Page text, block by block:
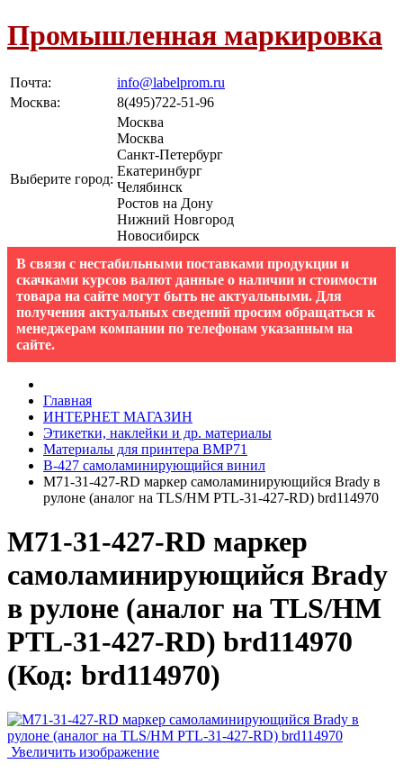
Промышленная маркировка
Почта:
info@labelprom.ru
Москва: 8(495)722-51-96
Выберите город:
Москва
Москва
Санкт-Петербург
Екатеринбург
Челябинск
Ростов на Дону
Нижний Новгород
Новосибирск
В связи с нестабильными поставками продукции и
скачками курсов валют данные о наличии и стоимости
товара на сайте могут быть не актуальными. Для
получения актуальных сведений просим обращаться к
менеджерам компании по телефонам указанным на
сайте.
Главная
ИНТЕРНЕТ МАГАЗИН
Этикетки, наклейки и др. материалы
Материалы для принтера BMP71
B-427 cамоламинирующийся винил
M71-31-427-RD маркер самоламинирующийся Brady в
рулоне (аналог на TLS/HM PTL-31-427-RD) brd114970
M71-31-427-RD маркер
самоламинирующийся Brady
в рулоне (аналог на TLS/HM
PTL-31-427-RD) brd114970
(Код: brd114970)
Увеличить изображение